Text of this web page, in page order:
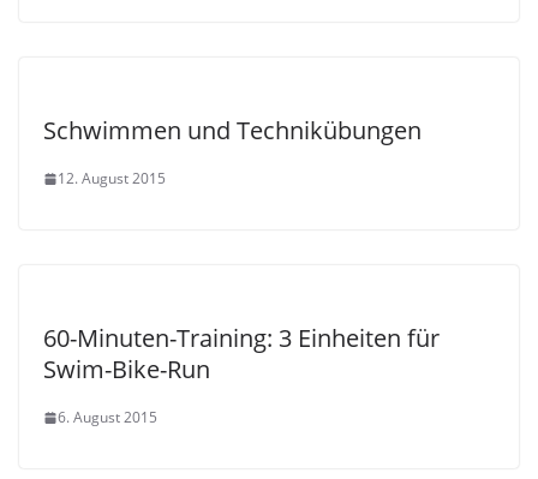
Schwimmen und Technikübungen
12. August 2015
60-Minuten-Training: 3 Einheiten für
Swim-Bike-Run
6. August 2015